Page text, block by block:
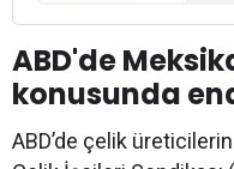
ABD'de
konusunda
ABD’de çelik